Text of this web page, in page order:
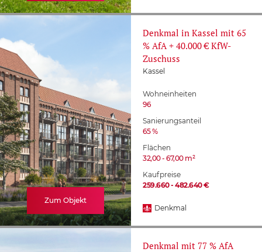
Pflege
Ostseebad
Schönebeck
Schönebeck (Elbe)
Wetzlar
Zum Objekt
Denkmal in Kassel mit 65
% AfA + 40.000 € KfW-
Zuschuss
Kassel
Wohneinheiten
96
Sanierungsanteil
65 %
Flächen
32,00 - 67,00 m²
Kaufpreise
259.660 - 482.640 €
Denkmal
Denkmal mit 77 % AfA